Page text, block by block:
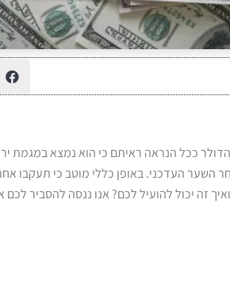
ככל הנראה ראיתם כי הוא נמצא במגמת
השער העדכני. באופן כללי מוטב כי תעקבו
זה יכול להועיל לכם? אנו ננסה להסביר